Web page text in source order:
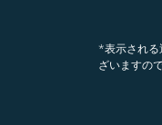
*表示される
ざいますの